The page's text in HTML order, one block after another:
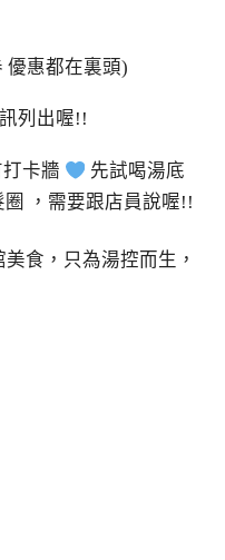
優惠都在裏頭)
列出喔!!
打卡牆
先試喝湯底
圈 ，需要跟店員說喔!!